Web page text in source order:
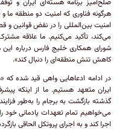
صلح‌آمیز برنامه هسته‌ای ایران و
هرگونه فناوری که امنیت دو منطقه ما
امنیت بین‌المللی را در نقض قوانین
می‌کند، تأکید می‌کنیم. ما علاقه
شورای همکاری خلیج فارس درباره این
کاهش تنش منطقه‌ای را دنبال کند».
در ادامه ادعا‌هایی واهی قید شده که
ایران متعهد هستیم. ما از اینکه
گذشته بازگشت به برجام را به‌طور
می‌خواهیم تمام تعهدات پادمانی
اجرا کند و به اجرای پروتکل الحاقی